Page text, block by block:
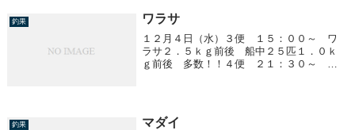
釣果 ワラサ
１２月４日（水）３便 １５：００～ ワ
ラサ２．５ｋｇ前後 船中２５匹１．０ｋ
ｇ前後 多数！！４便 ２１：３０～ ワ
釣果 マダイ